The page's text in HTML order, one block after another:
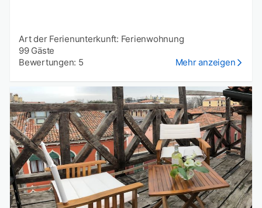
Art der Ferienunterkunft: Ferienwohnung
99 Gäste
Bewertungen: 5
Mehr anzeigen